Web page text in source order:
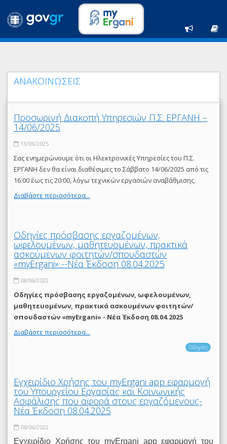
ΑΝΑΚΟΙΝΩΣΕΙΣ
Προσωρινή Διακοπή Υπηρεσιών Π.Σ. ΕΡΓΑΝΗ –
14/06/2025
13/06/2025
Σας ενημερώνουμε ότι οι Ηλεκτρονικές Υπηρεσίες του Π.Σ.
ΕΡΓΑΝΗ δεν θα είναι διαθέσιμες το Σάββατο 14/06/2025 από τις
16:00 έως τις 20:00, λόγω τεχνικών εργασιών αναβάθμισης.
Διαβάστε περισσότερα...
Οδηγίες πρόσβασης εργαζομένων,
ωφελουμένων, μαθητευομένων, πρακτικά
ασκούμενων φοιτητών/σπουδαστών
«myErgani» --Νέα Έκδοση 08.04.2025
08/06/2022
Οδηγίες πρόσβασης εργαζομένων, ωφελουμένων,
μαθητευομένων, πρακτικά ασκουμένων φοιτητών/
σπουδαστών «myErgani» - Νέα Έκδοση 08.04.2025
Διαβάστε περισσότερα...
Οδηγίες
Εγχειρίδιο Χρήσης του myΕrgani app εφαρμογή
του Υπουργείου Εργασίας και Κοινωνικής
Ασφάλισης που αφορά στους εργαζόμενους-
Νέα Έκδοση 08.04.2025
08/06/2022
Εγχειρίδιο Χρήσης του myΕrgani app εφαρμογή του